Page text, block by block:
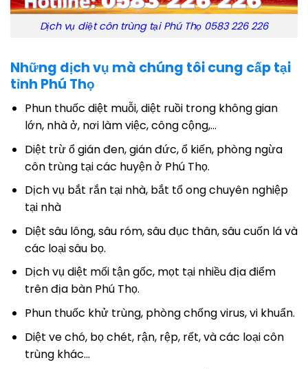
Dịch vụ diệt côn trùng tại Phú Thọ 0583 226 226
Những dịch vụ mà chúng tôi cung cấp tại
tỉnh Phú Thọ
Phun thuốc diệt muỗi, diệt ruồi trong không gian
lớn, nhà ở, nơi làm việc, công cộng,…
Diệt trừ ổ gián đen, gián đức, ổ kiến, phòng ngừa
côn trùng tại các huyện ở Phú Thọ.
Dịch vụ bắt rắn tại nhà, bắt tổ ong chuyên nghiệp
tại nhà
Diệt sâu lông, sâu róm, sâu đục thân, sâu cuốn lá và
các loại sâu bọ.
Dịch vụ diệt mối tận gốc, mọt tại nhiều địa điểm
trên địa bàn Phú Thọ.
Phun thuốc khử trùng, phòng chống virus, vi khuẩn.
Diệt ve chó, bọ chét, rận, rệp, rết, và các loại côn
trùng khác…